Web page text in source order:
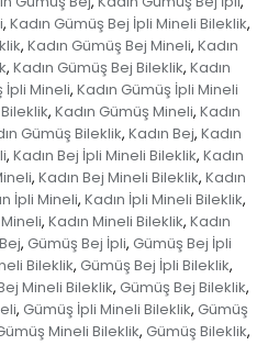
, Kadın Gümüş Bej İpli Mineli Bileklik,
, Kadın Gümüş Bej Mineli, Kadın
, Kadın Gümüş Bej Bileklik, Kadın
İpli Mineli, Kadın Gümüş İpli Mineli
, Kadın Gümüş Mineli, Kadın
Gümüş Bileklik, Kadın Bej, Kadın
, Kadın Bej İpli Mineli Bileklik, Kadın
, Kadın Bej Mineli Bileklik, Kadın
İpli Mineli, Kadın İpli Mineli Bileklik,
, Kadın Mineli Bileklik, Kadın
, Gümüş Bej İpli, Gümüş Bej İpli
Bileklik, Gümüş Bej İpli Bileklik,
Mineli Bileklik, Gümüş Bej Bileklik,
, Gümüş İpli Mineli Bileklik, Gümüş
Mineli Bileklik, Gümüş Bileklik,